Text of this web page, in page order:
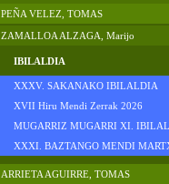
PEÑA VELEZ, TOMAS
ZAMALLOA ALZAGA, Marijo
IBILALDIA
XXXV. SAKANAKO IBILALDIA
XVII Hiru Mendi Zerrak 2026
MUGARRIZ MUGARRI XI.
XXXI. BAZTANGO MENDI
ARRIETA AGUIRRE, TOMAS